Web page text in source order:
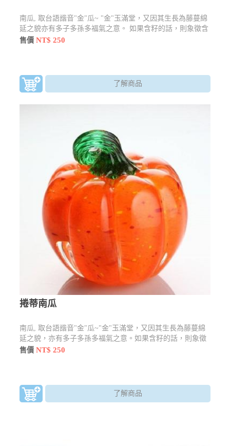
南瓜, 取台語諧音"金"瓜~ "金"玉滿堂，又因其生長為藤蔓綿
延之貌亦有多子多孫多福氣之意。 如果含籽的話，則象徵含
金含銀。
售價NT$ 250
了解商品
捲蒂南瓜
南瓜, 取台語諧音"金"瓜~"金"玉滿堂，又因其生長為藤蔓綿
延之貌，亦有多子多孫多福氣之意。如果含籽的話，則象徵
含金含銀。
售價NT$ 250
了解商品